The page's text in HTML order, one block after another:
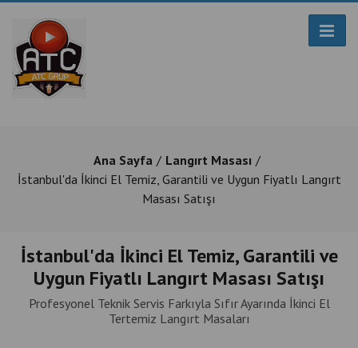
Ana Sayfa
Langırt Masası
İstanbul'da İkinci El Temiz, Garantili ve Uygun Fiyatlı Langırt
Masası Satışı
İstanbul'da İkinci El Temiz, Garantili ve
Uygun Fiyatlı Langırt Masası Satışı
Profesyonel Teknik Servis Farkıyla Sıfır Ayarında İkinci El
Tertemiz Langırt Masaları